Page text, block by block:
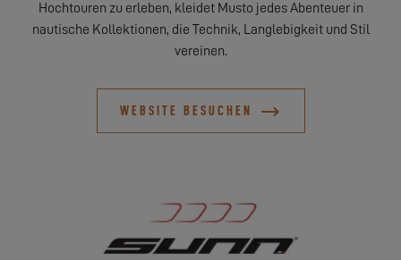
Hochtouren zu erleben, kleidet Musto jedes Abenteuer in
nautische Kollektionen, die Technik, Langlebigkeit und Stil
vereinen.
WEBSITE BESUCHEN